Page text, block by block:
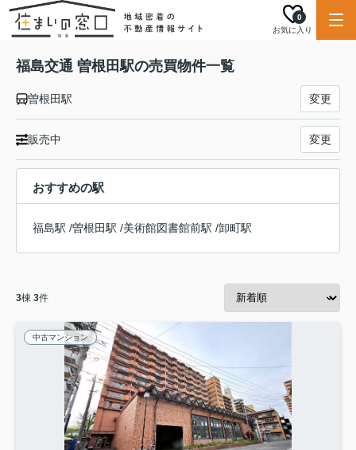
お気に入り
0
福島交通 曽根田駅の売買物件一覧
曽根田駅 変更
販売中 変更
おすすめの駅
福島駅 /曽根田駅 /美術館図書館前駅 /卸町駅
3棟 3件
中古マンション